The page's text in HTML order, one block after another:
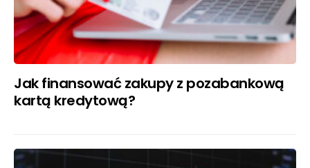
Jak finansować zakupy z pozabankową
kartą kredytową?